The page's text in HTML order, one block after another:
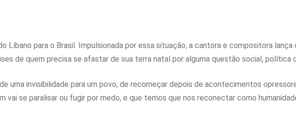
Líbano para o Brasil. Impulsionada por essa situação, a cantora e compositora lança
de quem precisa se afastar de sua terra natal por alguma questão social, política
uma invisibilidade para um povo, de recomeçar depois de acontecimentos
vai se paralisar ou fugir por medo, e que temos que nos reconectar como